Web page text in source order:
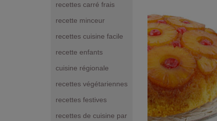
recettes carré frais
recette minceur
recettes cuisine facile
recette enfants
cuisine régionale
recettes végétariennes
recettes festives
recettes de cuisine par